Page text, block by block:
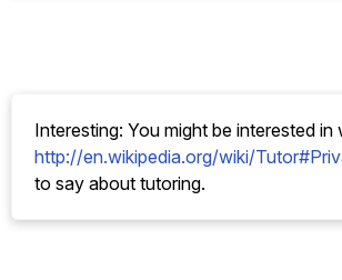
Interesting: You might be interested in
http://en.wikipedia.org/wiki/
to say about tutoring.